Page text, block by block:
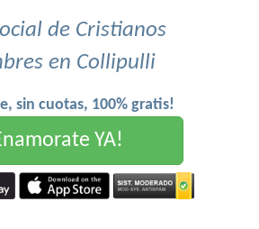
de Cristianos
en Collipulli
sin cuotas, 100% gratis!
YA!